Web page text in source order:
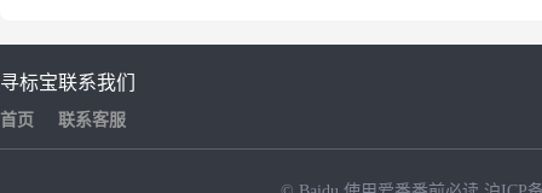
寻标宝
首页
联系我们
联系客服